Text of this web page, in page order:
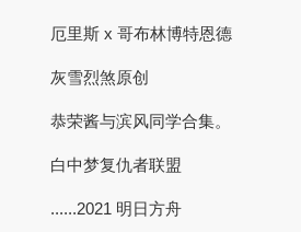
厄里斯 x 哥布林博特恩德
灰雪烈煞原创
恭荣酱与滨风同学合集。
白中梦复仇者联盟
......2021 明日方舟